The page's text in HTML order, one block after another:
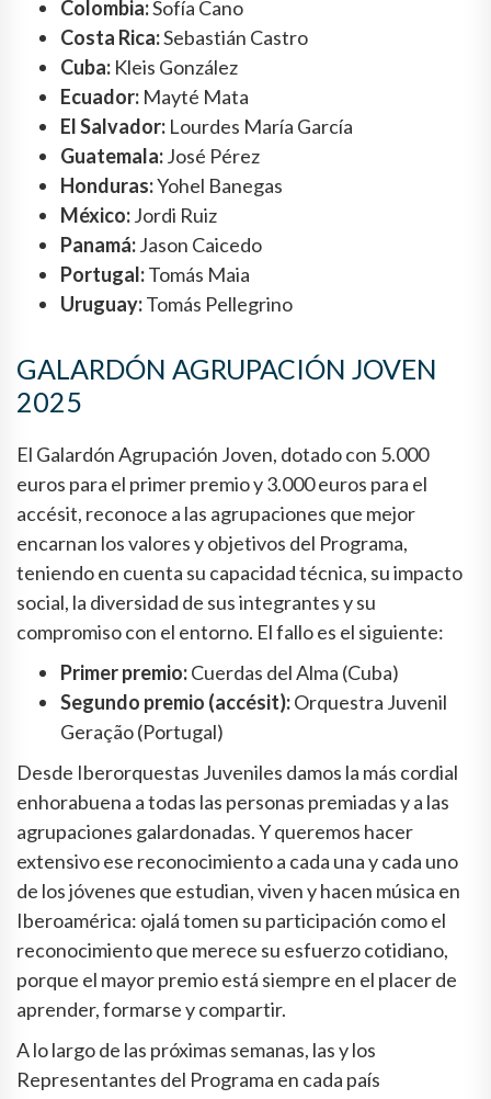
Colombia:Sofía Cano
Costa Rica:Sebastián Castro
Cuba: Kleis González
Ecuador: Mayté Mata
El Salvador: Lourdes María García
Guatemala:José Pérez
Honduras:Yohel Banegas
México:Jordi Ruiz
Panamá:Jason Caicedo
Portugal:Tomás Maia
Uruguay:Tomás Pellegrino
GALARDÓN AGRUPACIÓN JOVEN
2025
El Galardón Agrupación Joven, dotado con 5.000
euros para el primer premio y 3.000 euros para el
accésit, reconoce a las agrupaciones que mejor
encarnan los valores y objetivos del Programa,
teniendo en cuenta su capacidad técnica, su impacto
social, la diversidad de sus integrantes y su
compromiso con el entorno. El fallo es el siguiente:
Primer premio:Cuerdas del Alma (Cuba)
Segundo premio (accésit):Orquestra Juvenil
Geração (Portugal)
Desde Iberorquestas Juveniles damos la más cordial
enhorabuena a todas las personas premiadas y a las
agrupaciones galardonadas. Y queremos hacer
extensivo ese reconocimiento a cada una y cada uno
de los jóvenes que estudian, viven y hacen música en
Iberoamérica: ojalá tomen su participación como el
reconocimiento que merece su esfuerzo cotidiano,
porque el mayor premio está siempre en el placer de
aprender, formarse y compartir.
A lo largo de las próximas semanas, las y los
Representantes del Programa en cada país